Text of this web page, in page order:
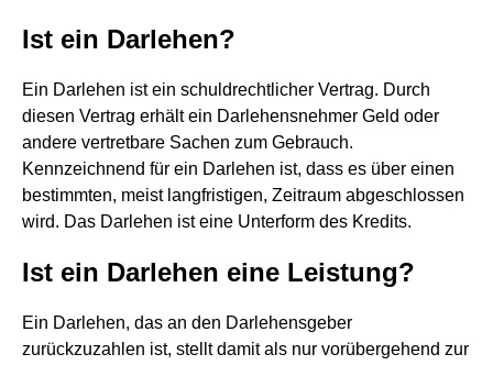
Ist ein Darlehen?
Ein Darlehen ist ein schuldrechtlicher Vertrag. Durch
diesen Vertrag erhält ein Darlehensnehmer Geld oder
andere vertretbare Sachen zum Gebrauch.
Kennzeichnend für ein Darlehen ist, dass es über einen
bestimmten, meist langfristigen, Zeitraum abgeschlossen
wird. Das Darlehen ist eine Unterform des Kredits.
Ist ein Darlehen eine Leistung?
Ein Darlehen, das an den Darlehensgeber
zurückzuzahlen ist, stellt damit als nur vorübergehend zur